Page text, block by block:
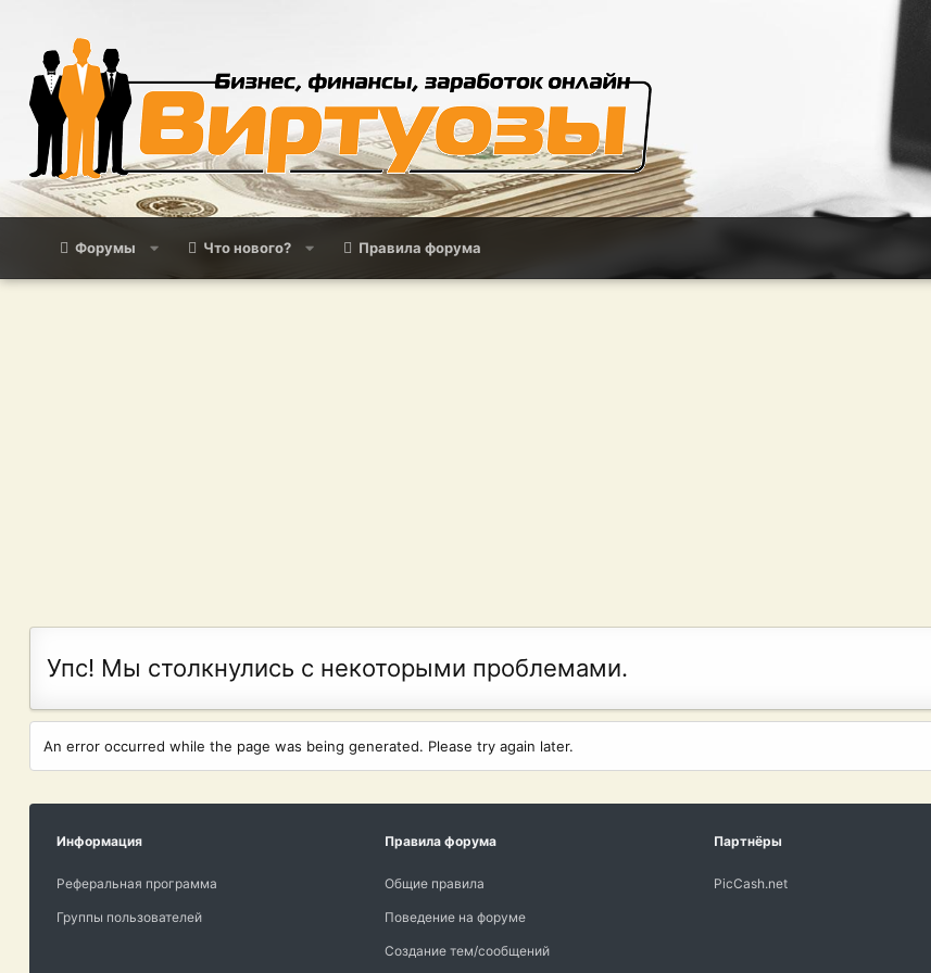
Форумы Что нового? Правила форума
Упс! Мы столкнулись с некоторыми проблемами.
An error occurred while the page was being generated. Please try again later.
Информация
Реферальная программа
Группы пользователей
Правила форума
Общие правила
Поведение на форуме
Создание тем/сообщений
Партнёры
PicCash.net